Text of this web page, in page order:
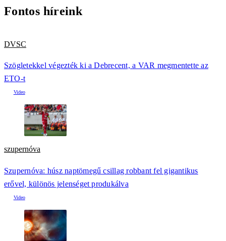
Fontos híreink
DVSC
Szögletekkel végezték ki a Debrecent, a VAR megmentette az
ETO-t
szupernóva
Szupernóva: húsz naptömegű csillag robbant fel gigantikus
erővel, különös jelenséget produkálva